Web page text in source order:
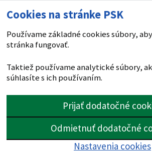
Cookies na stránke PSK
Používame základné cookies súbory,
stránka fungovať.
Taktiež používame analytické súbory,
súhlasíte s ich používaním.
Prijať dodatočné
Odmietnuť dodatočné
Nastavenia cookies